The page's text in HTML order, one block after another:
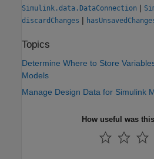
Simulink.data.DataConnection |
discardChanges |
Topics
Determine Where to Store
Models
Manage Design Data for Simulink
How useful was